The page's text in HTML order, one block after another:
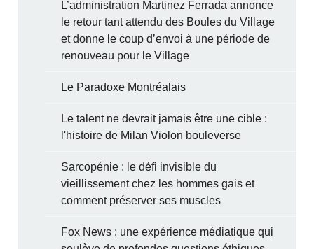
L’administration Martinez Ferrada annonce
le retour tant attendu des Boules du Village
et donne le coup d’envoi à une période de
renouveau pour le Village
Le Paradoxe Montréalais
Le talent ne devrait jamais être une cible :
l'histoire de Milan Violon bouleverse
Sarcopénie : le défi invisible du
vieillissement chez les hommes gais et
comment préserver ses muscles
Fox News : une expérience médiatique qui